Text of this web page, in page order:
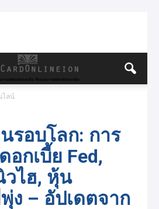
ไลน์
รอบโลก: การ
กเบี้ย Fed,
ไฮ, หุ้น
ง – อัปเดตจาก